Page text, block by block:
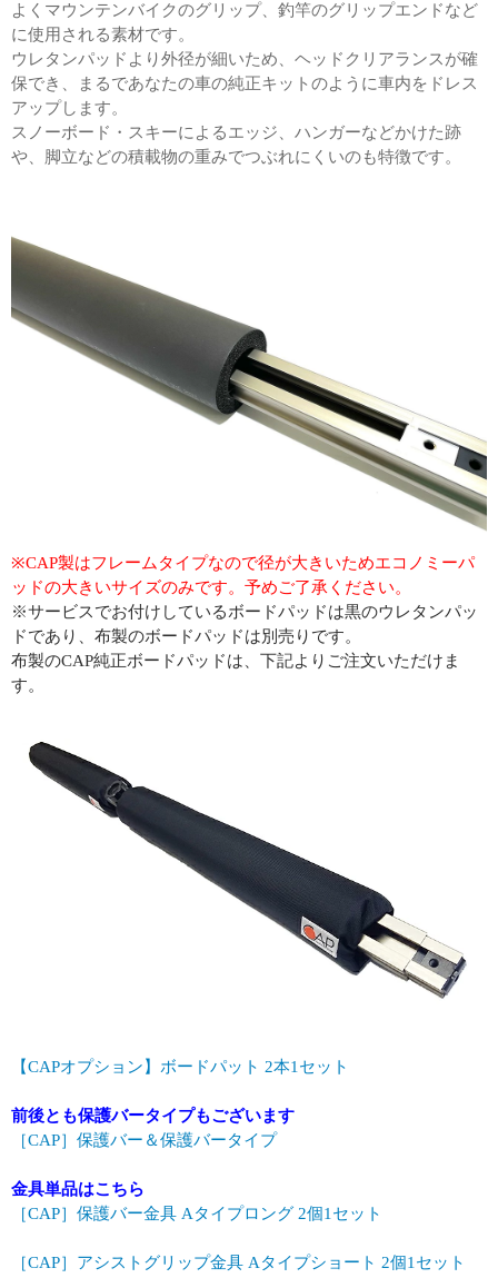
よくマウンテンバイクのグリップ、釣竿のグリップエンドなど
に使用される素材です。
ウレタンパッドより外径が細いため、ヘッドクリアランスが確
保でき、まるであなたの車の純正キットのように車内をドレス
アップします。
スノーボード・スキーによるエッジ、ハンガーなどかけた跡
や、脚立などの積載物の重みでつぶれにくいのも特徴です。
※CAP製はフレームタイプなので径が大きいためエコノミーパ
ッドの大きいサイズのみです。予めご了承ください。
※サービスでお付けしているボードパッドは黒のウレタンパッ
ドであり、布製のボードパッドは別売りです。
布製のCAP純正ボードパッドは、下記よりご注文いただけま
す。
【CAPオプション】ボードパット 2本1セット
前後とも保護バータイプもございます
［CAP］保護バー＆保護バータイプ
金具単品はこちら
［CAP］保護バー金具 Aタイプロング 2個1セット
［CAP］アシストグリップ金具 Aタイプショート 2個1セット